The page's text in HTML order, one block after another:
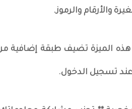
والأرقام والرموز.
هذه الميزة تضيف طبقة إضافية
تسجيل الدخول.